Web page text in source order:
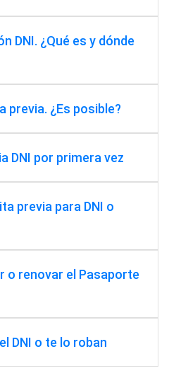
DNI. ¿Qué es y dónde
previa. ¿Es posible?
DNI por primera vez
previa para DNI o
o renovar el Pasaporte
DNI o te lo roban